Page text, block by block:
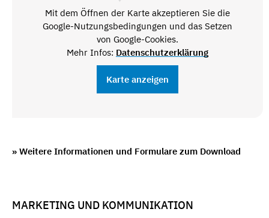
Mit dem Öffnen der Karte akzeptieren Sie die
Google-Nutzungsbedingungen und das Setzen
von Google-Cookies.
Mehr Infos: Datenschutzerklärung
Karte anzeigen
» Weitere Informationen und Formulare zum Download
MARKETING UND KOMMUNIKATION